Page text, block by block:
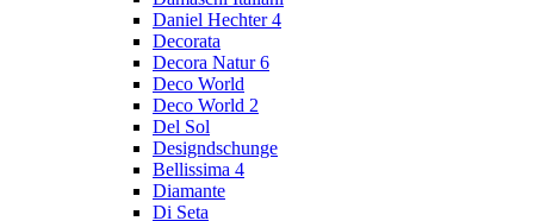
Daniel Hechter 4
Decorata
Decora Natur 6
Deco World
Deco World 2
Del Sol
Designdschunge
Bellissima 4
Diamante
Di Seta